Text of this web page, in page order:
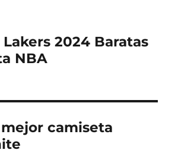
2024 Baratas
NBA
mejor camiseta